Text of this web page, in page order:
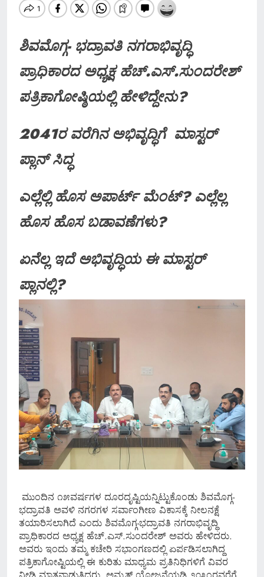
ಶಿವಮೊಗ್ಗ- ಭದ್ರಾವತಿ ನಗರಾಭಿವೃದ್ಧಿ
ಪ್ರಾಧಿಕಾರದ ಅಧ್ಯಕ್ಷ ಹೆಚ್.ಎಸ್.ಸುಂದರೇಶ್
ಪತ್ರಿಕಾಗೋಷ್ಠಿಯಲ್ಲಿ ಹೇಳಿದ್ದೇನು?
2041ರ ವರೆಗಿನ ಅಭಿವೃದ್ಧಿಗೆ ಮಾಸ್ಟರ್
ಪ್ಲಾನ್ ಸಿದ್ಧ
ಎಲ್ಲೆಲ್ಲಿ ಹೊಸ ಅಪಾರ್ಟ್ ಮೆಂಟ್? ಎಲ್ಲೆಲ್ಲ
ಹೊಸ ಹೊಸ ಬಡಾವಣೆಗಳು?
ಏನೆಲ್ಲ ಇದೆ ಅಭಿವೃದ್ಧಿಯ ಈ ಮಾಸ್ಟರ್
ಪ್ಲಾನಲ್ಲಿ?
ಮುಂದಿನ ೧೫ವರ್ಷಗಳ ದೂರದೃಷ್ಟಿಯನ್ನಿಟ್ಟುಕೊಂಡು ಶಿವಮೊಗ್ಗ-
ಭದ್ರಾವತಿ ಅವಳಿ ನಗರಗಳ ಸರ್ವಾಂಗೀಣ ವಿಕಾಸಕ್ಕೆ ನೀಲನಕ್ಷೆ
ತಯಾರಿಸಲಾಗಿದೆ ಎಂದು ಶಿವಮೊಗ್ಗ-ಭದ್ರಾವತಿ ನಗರಾಭಿವೃದ್ಧಿ
ಪ್ರಾಧಿಕಾರದ ಅಧ್ಯಕ್ಷ ಹೆಚ್.ಎಸ್.ಸುಂದರೇಶ್ ಅವರು ಹೇಳಿದರು.
ಅವರು ಇಂದು ತಮ್ಮ ಕಚೇರಿ ಸಭಾಂಗಣದಲ್ಲಿ ಏರ್ಪಡಿಸಲಾಗಿದ್ದ
ಪತ್ರಿಕಾಗೋಷ್ಟಿಯಲ್ಲಿ ಈ ಕುರಿತು ಮಾಧ್ಯಮ ಪ್ರತಿನಿಧಿಗಳಿಗೆ ವಿವರ